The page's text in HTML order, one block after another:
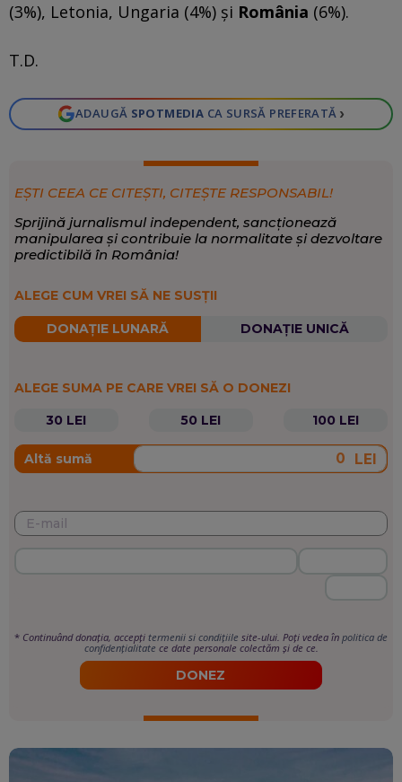
(3%), Letonia, Ungaria (4%) și România (6%).
T.D.
ADAUGĂ SPOTMEDIA CA SURSĂ PREFERATĂ ›
EȘTI CEEA CE CITEȘTI, CITEȘTE RESPONSABIL!
Sprijină jurnalismul independent, sancționează
manipularea și contribuie la normalitate și dezvoltare
predictibilă în România!
ALEGE CUM VREI SĂ NE SUSȚII
DONAȚIE LUNARĂ DONAȚIE UNICĂ
ALEGE SUMA PE CARE VREI SĂ O DONEZI
30 LEI
50 LEI 100 LEI
Altă sumă LEI
* Continuând donația, accepți termenii si condițiile site-ului. Poți vedea în politica de
confidențialitate ce date personale colectăm și de ce.
DONEZ